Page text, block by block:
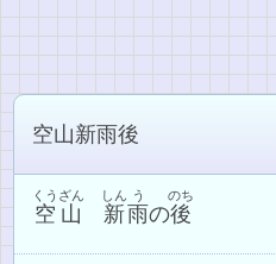
空山新雨後
空山
くうざん
新
しん
雨
う
の後
のち